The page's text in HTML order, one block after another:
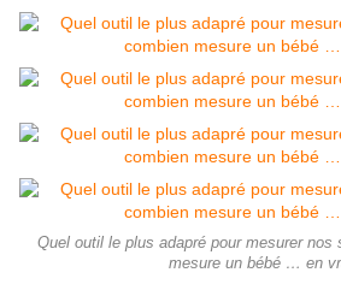
Quel outil le plus adapré pour mesurer nos
mesure un bébé … en